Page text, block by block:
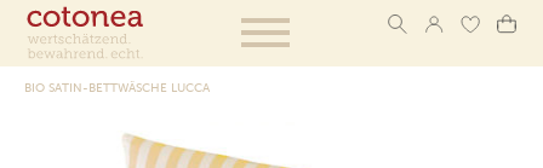
BIO SATIN-BETTWÄSCHE LUCCA